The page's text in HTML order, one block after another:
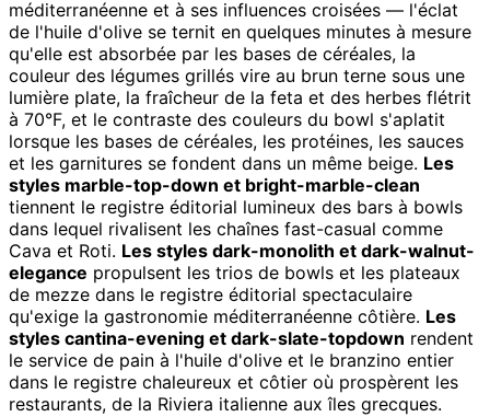
méditerranéenne et à ses influences croisées — l'éclat
de l'huile d'olive se ternit en quelques minutes à mesure
qu'elle est absorbée par les bases de céréales, la
couleur des légumes grillés vire au brun terne sous une
lumière plate, la fraîcheur de la feta et des herbes flétrit
à 70°F, et le contraste des couleurs du bowl s'aplatit
lorsque les bases de céréales, les protéines, les sauces
et les garnitures se fondent dans un même beige. Les
styles marble-top-down et bright-marble-clean
tiennent le registre éditorial lumineux des bars à bowls
dans lequel rivalisent les chaînes fast-casual comme
Cava et Roti. Les styles dark-monolith et dark-walnut-
elegance propulsent les trios de bowls et les plateaux
de mezze dans le registre éditorial spectaculaire
qu'exige la gastronomie méditerranéenne côtière. Les
styles cantina-evening et dark-slate-topdown rendent
le service de pain à l'huile d'olive et le branzino entier
dans le registre chaleureux et côtier où prospèrent les
restaurants, de la Riviera italienne aux îles grecques.